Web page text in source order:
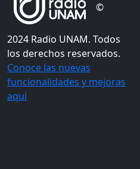
©
2024 Radio UNAM. Todos
los derechos reservados.
Conoce las nuevas
funcionalidades y mejoras
aquí